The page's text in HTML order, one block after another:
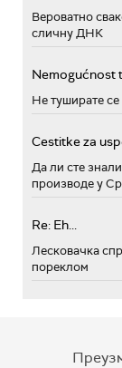
Вероватно
сличну ДНК
Nemogućnost
Не туширате се
Cestitke za
Да ли сте
производе у
Re: Eh...
Лесковачка
пореклом